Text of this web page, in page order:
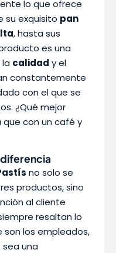
lo que ofrece
su exquisito pan
, hasta sus
es una
calidad y el
constantemente
con el que se
¿Qué mejor
con un café y
diferencia
no solo se
productos, sino
al cliente
resaltan lo
son los empleados,
una